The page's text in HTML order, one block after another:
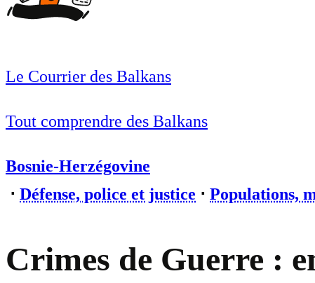
Le Courrier des Balkans
Tout comprendre des Balkans
Bosnie-Herzégovine
⋅ Défense, police et justice ⋅ Populations,
Crimes de Guerre :